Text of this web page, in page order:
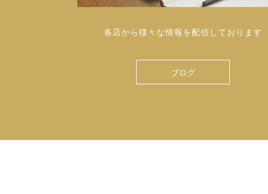
各店から様々な情報を配信しております
ブログ